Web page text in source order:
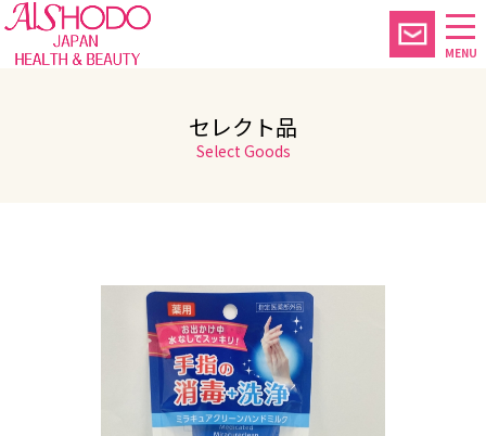
MENU
セレクト品
Select Goods